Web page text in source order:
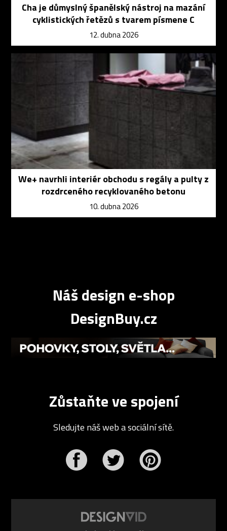
Cha je důmyslný španělský nástroj na mazání
cyklistických řetězů s tvarem písmene C
12. dubna 2026
We+ navrhli interiér obchodu s regály a pulty z
rozdrceného recyklovaného betonu
10. dubna 2026
Náš design e-shop
DesignBuy.cz
Zůstaňte ve spojení
Sledujte náš web a sociální sítě.